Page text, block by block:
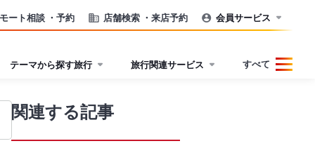
ート相談 ・予約 店舗検索 ・来店予約 会員サービス
テーマから探す旅行 旅行関連サービス すべて
関連する記事